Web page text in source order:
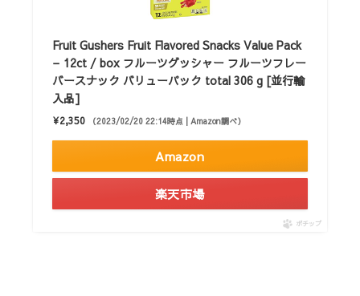
Fruit Gushers Fruit Flavored Snacks Value Pack
– 12ct / box フルーツグッシャー フルーツフレー
バースナック バリューパック total 306 g [並行輸
入品]
¥2,350 （2023/02/20 22:14時点 | Amazon調べ）
Amazon
楽天市場
ポチップ